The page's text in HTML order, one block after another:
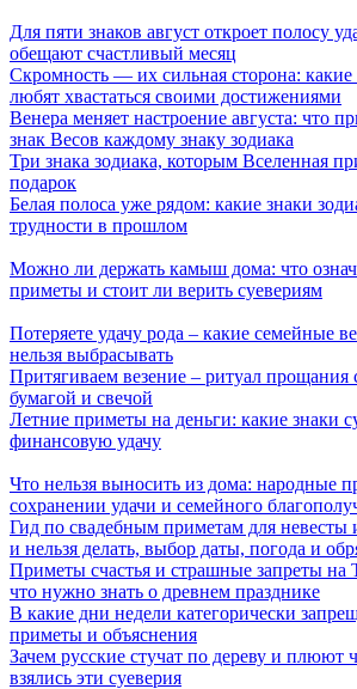
Для пяти знаков август откроет полосу
обещают счастливый месяц
Скромность — их сильная сторона: какие
любят хвастаться своими достижениями
Венера меняет настроение августа: что
знак Весов каждому знаку зодиака
Три знака зодиака, которым Вселенная
подарок
Белая полоса уже рядом: какие знаки
трудности в прошлом
Можно ли держать камыш дома: что
приметы и стоит ли верить суевериям
Потеряете удачу рода – какие семейные
нельзя выбрасывать
Притягиваем везение – ритуал прощания
бумагой и свечой
Летние приметы на деньги: какие знаки
финансовую удачу
Что нельзя выносить из дома: народные
сохранении удачи и семейного
Гид по свадебным приметам для
и нельзя делать, выбор даты, погода и
Приметы счастья и страшные запреты на
что нужно знать о древнем празднике
В какие дни недели категорически
приметы и объяснения
Зачем русские стучат по дереву и плюют
взялись эти суеверия